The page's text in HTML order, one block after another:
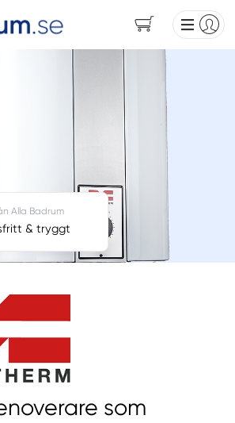
som
Alla Badrum
& tryggt